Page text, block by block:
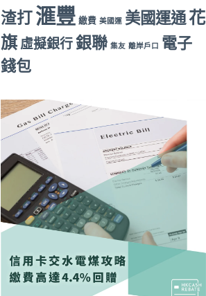
渣打 滙豐 繳費 美國運 美國運通花
旗 虛擬銀行 銀聯 集友 離岸戶口 電子
錢包